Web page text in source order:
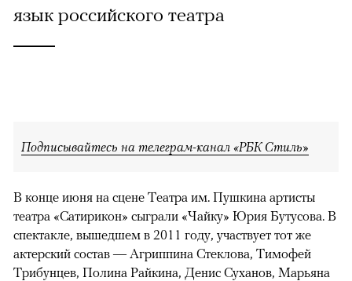
язык российского театра
Подписывайтесь на телеграм-канал «РБК Стиль»
В конце июня на сцене Театра им. Пушкина артисты
театра «Сатирикон» сыграли «Чайку» Юрия Бутусова. В
спектакле, вышедшем в 2011 году, участвует тот же
актерский состав — Агриппина Стеклова, Тимофей
Трибунцев, Полина Райкина, Денис Суханов, Марьяна